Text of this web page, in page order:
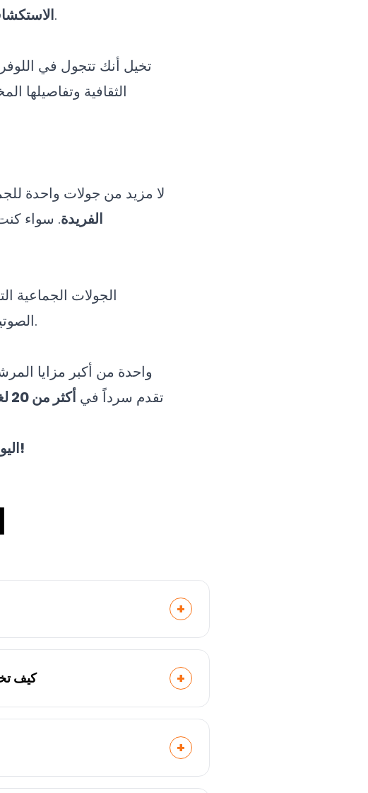
، مما يلغي الحواجز اللغوية ويجعل السفر متاحاً للجميع.
تخيل أنك تتجول في
الثقافية وتفاصيلها
لا مزيد من جولات واحدة
الفريدة. سواء
الجولات الجماعية
.
واحدة من أكبر مزايا
تقدم سرداً في أكثر من 20 لغة
قم بتنزيل Herodot AI اليوم وابدأ رحلتك المدعومة بالذكاء الاصطناعي!
+
المرشد الصوتي بالذكاء الاصطناعي
كيف +
المرشدون الصوتيون التقليديون
+